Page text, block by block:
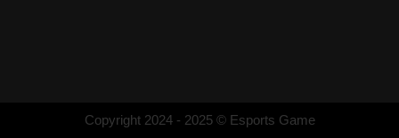
Copyright 2024 - 2025 © Esports Game